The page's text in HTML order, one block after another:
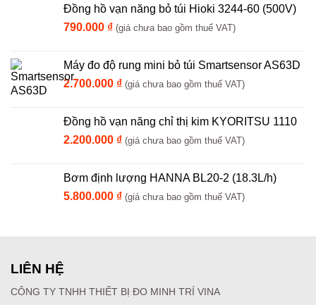
Đồng hồ vạn năng bỏ túi Hioki 3244-60 (500V)
790.000 ₫ (giá chưa bao gồm thuế VAT)
Máy đo độ rung mini bỏ túi Smartsensor AS63D
2.700.000 ₫ (giá chưa bao gồm thuế VAT)
Đồng hồ vạn năng chỉ thị kim KYORITSU 1110
2.200.000 ₫ (giá chưa bao gồm thuế VAT)
Bơm định lượng HANNA BL20-2 (18.3L/h)
5.800.000 ₫ (giá chưa bao gồm thuế VAT)
LIÊN HỆ
CÔNG TY TNHH THIẾT BỊ ĐO MINH TRÍ VINA